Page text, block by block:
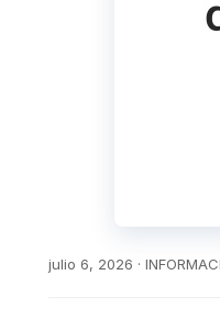
julio 6, 2026 ·